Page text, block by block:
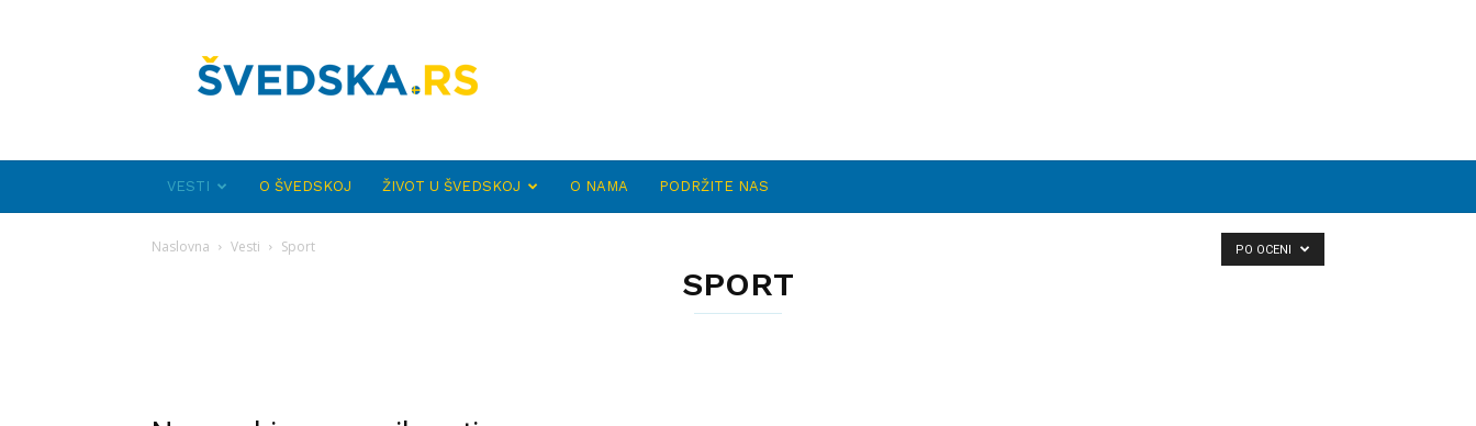
VESTI O ŠVEDSKOJ ŽIVOT U ŠVEDSKOJ O NAMA PODRŽITE NAS
Naslovna Vesti Sport
SPORT
PO OCENI